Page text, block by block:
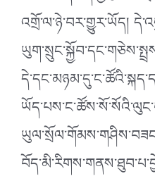
འགྲོ་ལ་ཉེ་བར་གྱུར་ཡོད།